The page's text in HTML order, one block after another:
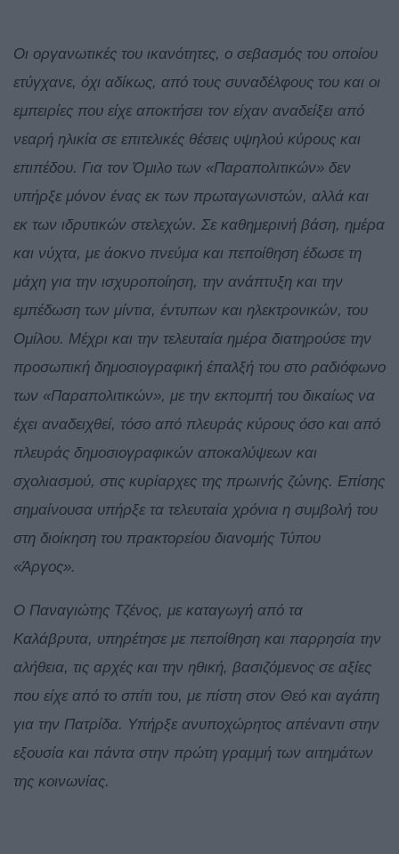
Οι οργανωτικές του ικανότητες, ο σεβασμός του οποίου
ετύγχανε, όχι αδίκως, από τους συναδέλφους του και οι
εμπειρίες που είχε αποκτήσει τον είχαν αναδείξει από
νεαρή ηλικία σε επιτελικές θέσεις υψηλού κύρους και
επιπέδου. Για τον Όμιλο των «Παραπολιτικών» δεν
υπήρξε μόνον ένας εκ των πρωταγωνιστών, αλλά και
εκ των ιδρυτικών στελεχών. Σε καθημερινή βάση, ημέρα
και νύχτα, με άοκνο πνεύμα και πεποίθηση έδωσε τη
μάχη για την ισχυροποίηση, την ανάπτυξη και την
εμπέδωση των μίντια, έντυπων και ηλεκτρονικών, του
Ομίλου. Μέχρι και την τελευταία ημέρα διατηρούσε την
προσωπική δημοσιογραφική έπαλξή του στο ραδιόφωνο
των «Παραπολιτικών», με την εκπομπή του δικαίως να
έχει αναδειχθεί, τόσο από πλευράς κύρους όσο και από
πλευράς δημοσιογραφικών αποκαλύψεων και
σχολιασμού, στις κυρίαρχες της πρωινής ζώνης. Επίσης
σημαίνουσα υπήρξε τα τελευταία χρόνια η συμβολή του
στη διοίκηση του πρακτορείου διανομής Τύπου
«Άργος».
Ο Παναγιώτης Τζένος, με καταγωγή από τα
Καλάβρυτα, υπηρέτησε με πεποίθηση και παρρησία την
αλήθεια, τις αρχές και την ηθική, βασιζόμενος σε αξίες
που είχε από το σπίτι του, με πίστη στον Θεό και αγάπη
για την Πατρίδα. Υπήρξε ανυποχώρητος απέναντι στην
εξουσία και πάντα στην πρώτη γραμμή των αιτημάτων
της κοινωνίας.